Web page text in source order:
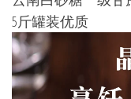
5斤罐装优质